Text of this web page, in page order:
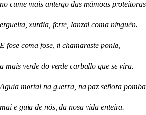
no cume mais antergo das mámoas proteitoras,
ergueita, xurdia, forte, lanzal coma ninguén.
E fose coma fose, ti chamaraste ponla,
a mais verde do verde carballo que se vira.
Aguia mortal na guerra, na paz señora pomba,
mai e guía de nós, da nosa vida enteira.